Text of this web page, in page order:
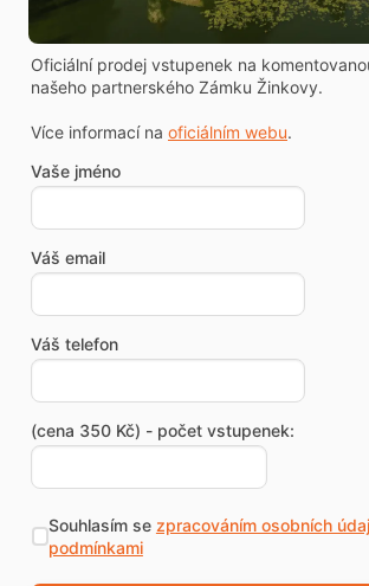
Oficiální prodej vstupenek na
našeho partnerského Zámku Žinkovy.
Více informací na oficiálním webu.
Vaše jméno
Váš email
Váš telefon
(cena 350 Kč) - počet vstupenek:
Souhlasím se zpracováním osobních
podmínkami